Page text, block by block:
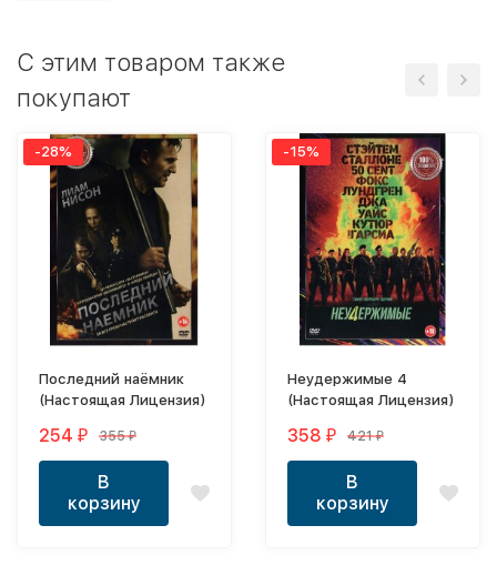
C этим товаром также
покупают
-28%
Последний наёмник
(Настоящая Лицензия)
254 ₽ 355₽
В
корзину
-15%
Неудержимые 4
(Настоящая Лицензия)
358 ₽ 421₽
В
корзину